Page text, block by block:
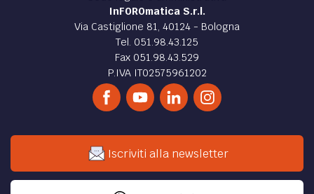
Assegno unico: premiate le famiglie con entrambi i
genitori che lavorano. Prevista una maggiorazione di 30
euro per il secondo percettore di reddito
Riscatto Laurea: la campagna di
comunicazione INPS
da INPS sul riscatto agevolato del titolo di studio: Ecco i
requisiti e la modalità di richiesta.
diFrancesca Manca